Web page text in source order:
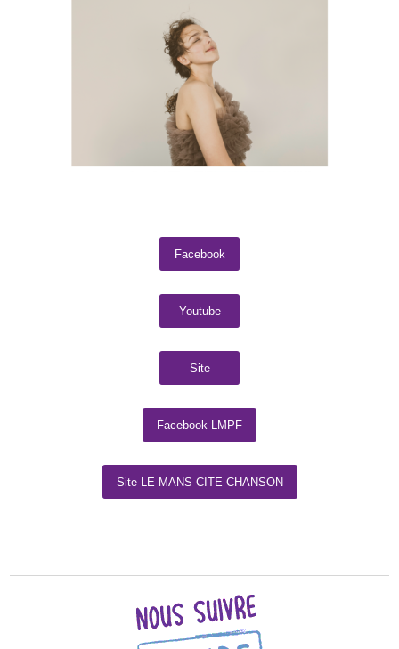
Facebook
Youtube
Site
Facebook LMPF
Site LE MANS CITE CHANSON